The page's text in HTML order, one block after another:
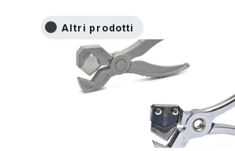
Altri prodotti